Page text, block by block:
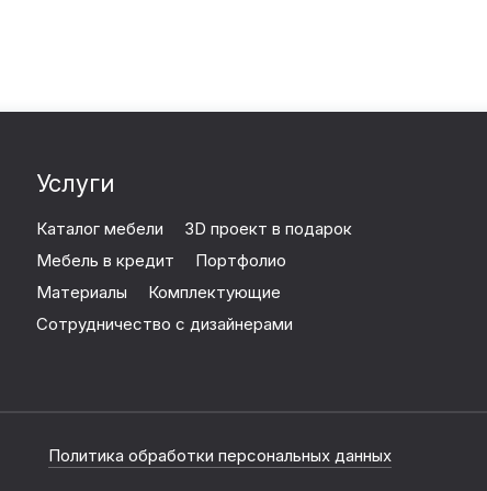
ящики для нижнего белья и аксессуаров? Все
долгие годы, радуя глаз своей элегантностью
Услуги
Каталог мебели
3D проект в подарок
Мебель в кредит
Портфолио
Материалы
Комплектующие
Сотрудничество с дизайнерами
Политика обработки персональных данных